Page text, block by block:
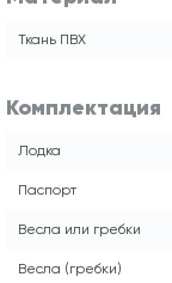
Ткань ПВХ
Комплектация
Лодка
Паспорт
Весла или гребки
Весла (гребки)